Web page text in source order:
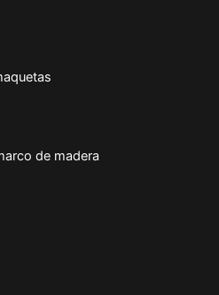
de madera